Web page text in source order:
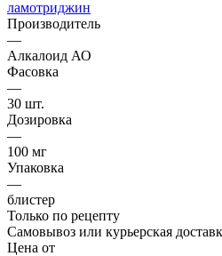
ламотриджин
Производитель
—
Алкалоид АО
Фасовка
—
30 шт.
Дозировка
—
100 мг
Упаковка
—
блистер
Только по рецепту
Самовывоз или курьерская
Цена от